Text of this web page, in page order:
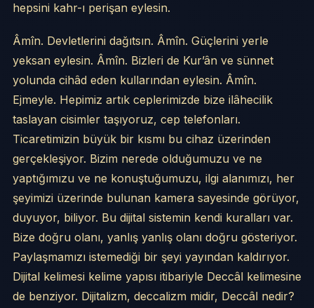
hepsini kahr-ı perişan eylesin.
Âmîn. Devletlerini dağıtsın. Âmîn. Güçlerini yerle
yeksan eylesin. Âmîn. Bizleri de Kur’ân ve sünnet
yolunda cihâd eden kullarından eylesin. Âmîn.
Ejmeyle. Hepimiz artık ceplerimizde bize ilâhecilik
taslayan cisimler taşıyoruz, cep telefonları.
Ticaretimizin büyük bir kısmı bu cihaz üzerinden
gerçekleşiyor. Bizim nerede olduğumuzu ve ne
yaptığımızu ve ne konuştuğumuzu, ilgi alanımızı, her
şeyimizi üzerinde bulunan kamera sayesinde görüyor,
duyuyor, biliyor. Bu dijital sistemin kendi kuralları var.
Bize doğru olanı, yanlış yanlış olanı doğru gösteriyor.
Paylaşmamızı istemediği bir şeyi yayından kaldırıyor.
Dijital kelimesi kelime yapısı itibariyle Deccâl kelimesine
de benziyor. Dijitalizm, deccalizm midir, Deccâl nedir?